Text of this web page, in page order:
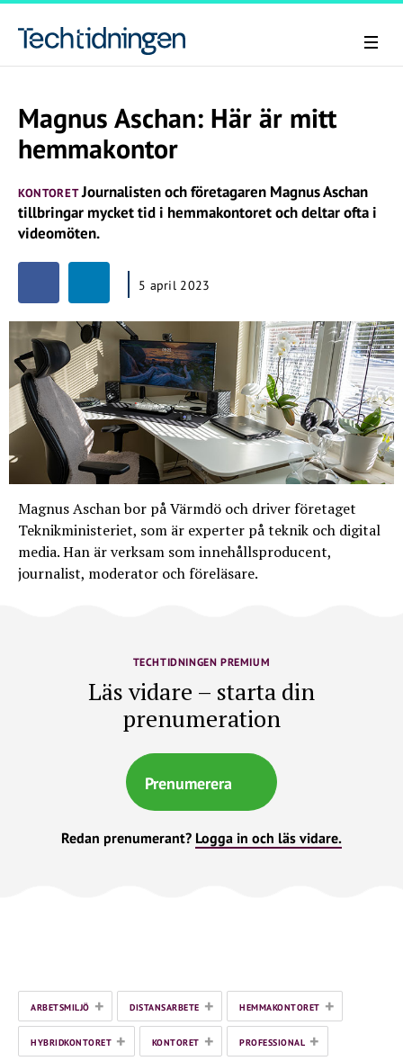
Magnus Aschan: Här är mitt
hemmakontor
KONTORETJournalisten och företagaren Magnus Aschan
tillbringar mycket tid i hemmakontoret och deltar ofta i
videomöten.
5 april 2023
Magnus Aschan bor på Värmdö och driver företaget
Teknikministeriet, som är experter på teknik och digital
media. Han är verksam som innehållsproducent,
journalist, moderator och föreläsare.
TECHTIDNINGEN PREMIUM
Läs vidare – starta din
prenumeration
Prenumerera
Redan prenumerant? Logga in och läs vidare.
ARBETSMILJÖ + DISTANSARBETE + HEMMAKONTORET +
HYBRIDKONTORET + KONTORET + PROFESSIONAL +